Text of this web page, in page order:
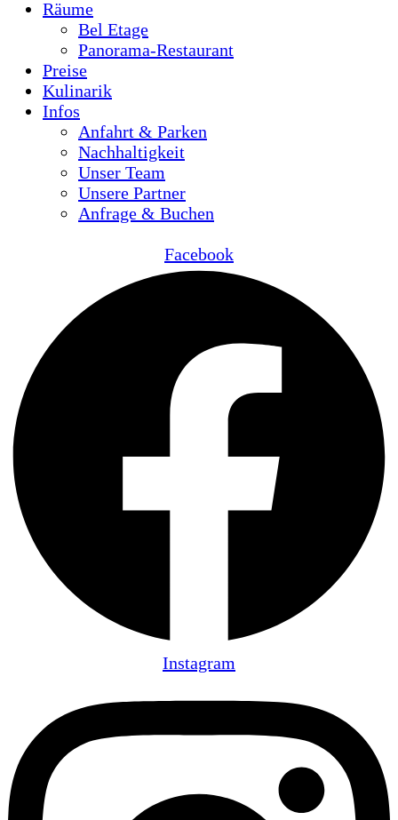
Räume
Bel Etage
Panorama-Restaurant
Preise
Kulinarik
Infos
Anfahrt & Parken
Nachhaltigkeit
Unser Team
Unsere Partner
Anfrage & Buchen
Facebook
Instagram